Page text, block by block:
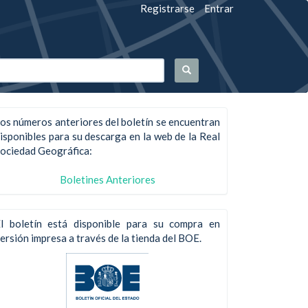
Registrarse Entrar
números anteriores del boletín se encuentran
para su descarga en la web de la Real
Geográfica:
Boletines Anteriores
boletín está disponible para su compra en
impresa a través de la tienda del BOE.